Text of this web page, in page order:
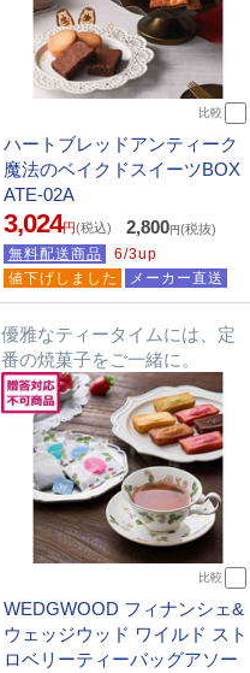
比較
ハートブレッドアンティーク
魔法のベイクドスイーツBOX
ATE-02A
3,024円(税込) 2,800円(税抜)
無料配送商品
6/3up
値下げしました
メーカー直送
優雅なティータイムには、定
番の焼菓子をご一緒に。
比較
WEDGWOOD フィナンシェ&
ウェッジウッド ワイルド スト
ロベリーティーバッグアソー